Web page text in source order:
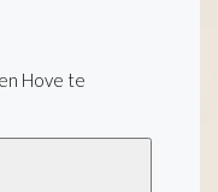
Hove te